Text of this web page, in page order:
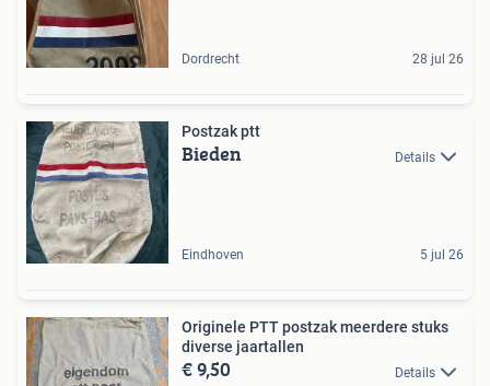
Dordrecht 28 jul 26
Postzak ptt
Bieden Details
Eindhoven 5 jul 26
Originele PTT postzak meerdere stuks
diverse jaartallen
€ 9,50 Details